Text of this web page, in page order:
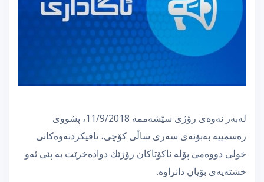
لەبەر ئەوەی رۆژی سێشەممە 11/9/2018، پشووی
رەسمییە بەبۆنەی سەری ساڵی كۆچی، تاقیكردنەوەكانی
خولی دووەمی پۆلە ناكۆتاكان رۆژێك دوادەخرێت بە پێی ئەو
خشتەیەی بۆیان دانراوە.